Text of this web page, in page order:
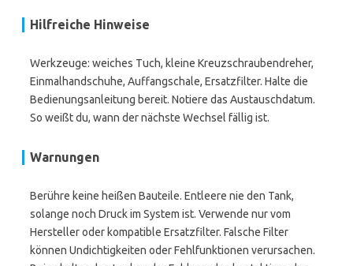
Hilfreiche Hinweise
Werkzeuge: weiches Tuch, kleine Kreuzschraubendreher,
Einmalhandschuhe, Auffangschale, Ersatzfilter. Halte die
Bedienungsanleitung bereit. Notiere das Austauschdatum.
So weißt du, wann der nächste Wechsel fällig ist.
Warnungen
Berühre keine heißen Bauteile. Entleere nie den Tank,
solange noch Druck im System ist. Verwende nur vom
Hersteller oder kompatible Ersatzfilter. Falsche Filter
können Undichtigkeiten oder Fehlfunktionen verursachen.